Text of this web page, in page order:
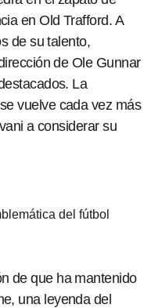
en Old Trafford. A
de su talento,
de Ole Gunnar
La
vuelve cada vez más
a considerar su
del fútbol
de que ha mantenido
una leyenda del